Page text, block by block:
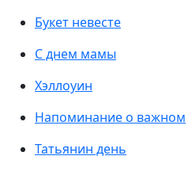
Букет невесте
С днем мамы
Хэллоуин
Напоминание о важном
Татьянин день